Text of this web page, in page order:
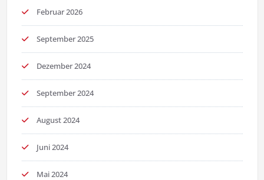
Februar 2026
September 2025
Dezember 2024
September 2024
August 2024
Juni 2024
Mai 2024